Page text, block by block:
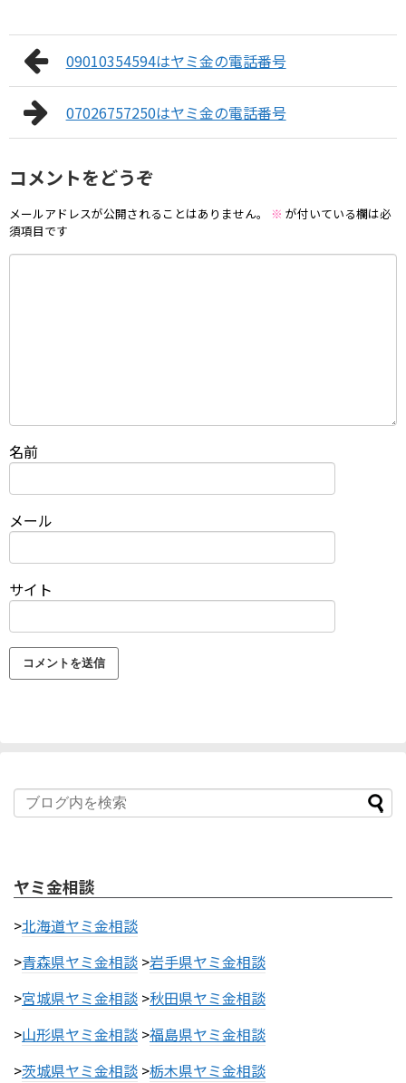
09010354594はヤミ金の電話番号
07026757250はヤミ金の電話番号
コメントをどうぞ
メールアドレスが公開されることはありません。 ※ が付いている欄は必
須項目です
名前
メール
サイト
ヤミ金相談
>北海道ヤミ金相談
>青森県ヤミ金相談 >岩手県ヤミ金相談
>宮城県ヤミ金相談 >秋田県ヤミ金相談
>山形県ヤミ金相談 >福島県ヤミ金相談
>茨城県ヤミ金相談 >栃木県ヤミ金相談